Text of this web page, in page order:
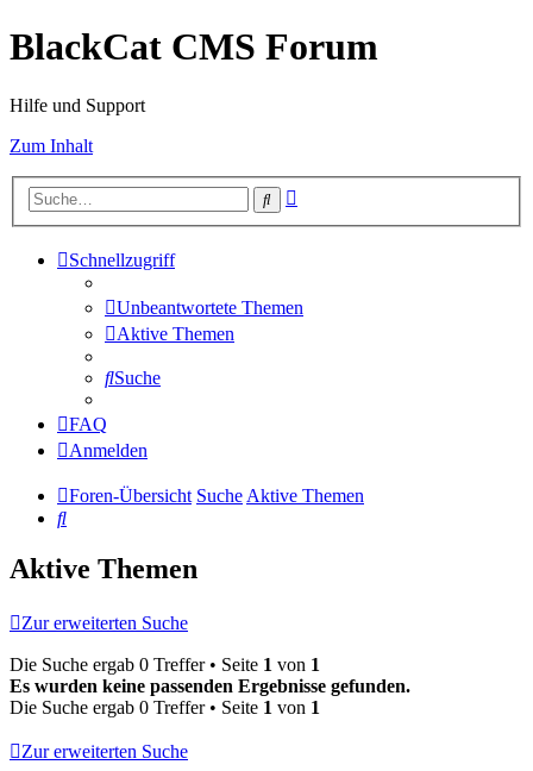
BlackCat CMS Forum
Hilfe und Support
Zum Inhalt
Suche
Schnellzugriff
Unbeantwortete Themen
Aktive Themen
Suche
FAQ
Anmelden
Foren-Übersicht SucheAktive Themen
Suche
Aktive Themen
Zur erweiterten Suche
Die Suche ergab 0 Treffer • Seite 1 von 1
Es wurden keine passenden Ergebnisse gefunden.
Die Suche ergab 0 Treffer • Seite 1 von 1
Zur erweiterten Suche